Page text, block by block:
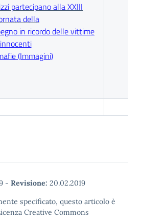
partecipano alla XXIII
della
in ricordo delle vittime
innocenti
(Immagini)
- Revisione: 20.02.2019
specificato, questo articolo è
Creative Commons